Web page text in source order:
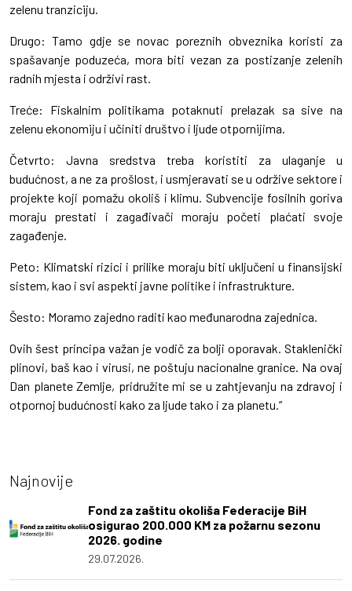
zelenu tranziciju.
Drugo: Tamo gdje se novac poreznih obveznika koristi za
spašavanje poduzeća, mora biti vezan za postizanje zelenih
radnih mjesta i održivi rast.
Treće: Fiskalnim politikama potaknuti prelazak sa sive na
zelenu ekonomiju i učiniti društvo i ljude otpornijima.
Četvrto: Javna sredstva treba koristiti za ulaganje u
budućnost, a ne za prošlost, i usmjeravati se u održive sektore i
projekte koji pomažu okoliš i klimu. Subvencije fosilnih goriva
moraju prestati i zagađivači moraju početi plaćati svoje
zagađenje.
Peto: Klimatski rizici i prilike moraju biti uključeni u finansijski
sistem, kao i svi aspekti javne politike i infrastrukture.
Šesto: Moramo zajedno raditi kao međunarodna zajednica.
Ovih šest principa važan je vodič za bolji oporavak. Staklenički
plinovi, baš kao i virusi, ne poštuju nacionalne granice. Na ovaj
Dan planete Zemlje, pridružite mi se u zahtjevanju na zdravoj i
otpornoj budućnosti kako za ljude tako i za planetu.”
Najnovije
Fond za zaštitu okoliša Federacije BiH
osigurao 200.000 KM za požarnu sezonu
2026. godine
29.07.2026.